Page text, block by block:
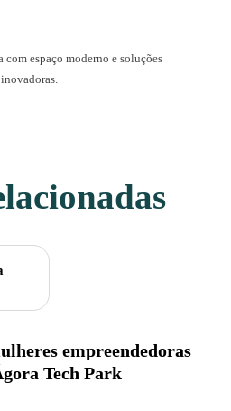
espaço moderno e soluções
inovadoras.
empreendedoras
Tech Park